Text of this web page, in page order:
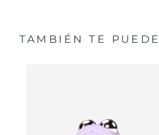
TAMBIÉN TE